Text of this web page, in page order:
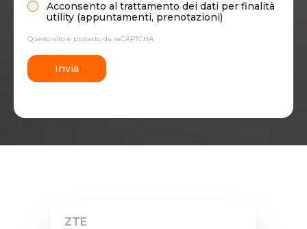
Acconsento al trattamento dei dati per finalità
utility (appuntamenti, prenotazioni)
Questo sito è protetto da reCAPTCHA.
Invia
ZTE